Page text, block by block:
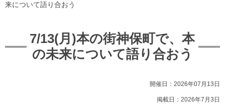
来について語り合おう
7/13(月)本の街神保町で、本
の未来について語り合おう
開催日：2026年07月13日
掲載日：2026年7月3日